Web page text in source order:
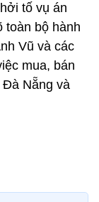
tố vụ án
toàn bộ hành
Vũ và các
mua, bán
Đà Nẵng và